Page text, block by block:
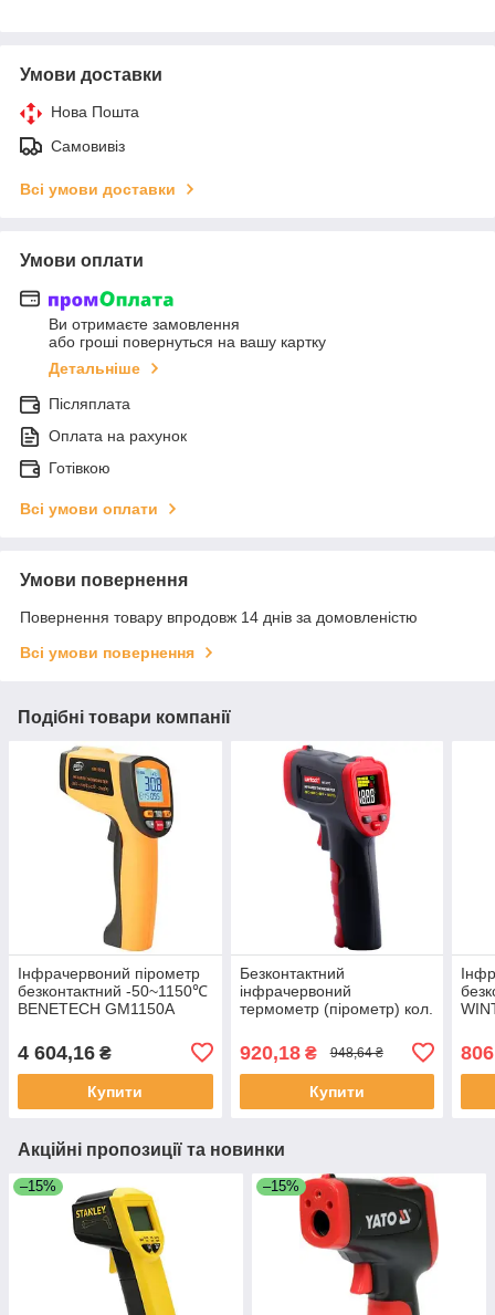
Умови доставки
Нова Пошта
Самовивіз
Всі умови доставки
Умови оплати
Ви отримаєте замовлення
або гроші повернуться на вашу картку
Детальніше
Післяплата
Оплата на рахунок
Готівкою
Всі умови оплати
Умови повернення
Повернення товару впродовж 14 днів за домовленістю
Всі умови повернення
Подібні товари компанії
Інфрачервоний пірометр
безконтактний -50~1150℃
BENETECH GM1150A
4 604,16 ₴
Купити
Безконтактний
інфрачервоний
термометр (пірометр) кол.
EMS=0,1-1 WINTACT
WT327C (Китай)
920,18₴ 948,64 ₴
Купити
Акційні пропозиції та новинки
–15% –15%